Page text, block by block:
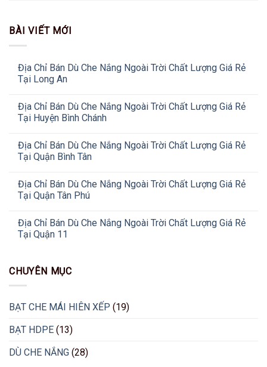
BÀI VIẾT MỚI
Địa Chỉ Bán Dù Che Nắng Ngoài Trời Chất Lượng Giá Rẻ
Tại Long An
Địa Chỉ Bán Dù Che Nắng Ngoài Trời Chất Lượng Giá Rẻ
Tại Huyện Bình Chánh
Địa Chỉ Bán Dù Che Nắng Ngoài Trời Chất Lượng Giá Rẻ
Tại Quận Bình Tân
Địa Chỉ Bán Dù Che Nắng Ngoài Trời Chất Lượng Giá Rẻ
Tại Quận Tân Phú
Địa Chỉ Bán Dù Che Nắng Ngoài Trời Chất Lượng Giá Rẻ
Tại Quận 11
CHUYÊN MỤC
BẠT CHE MÁI HIÊN XẾP (19)
BẠT HDPE (13)
DÙ CHE NẮNG (28)